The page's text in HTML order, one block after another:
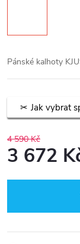
Pánské kalhoty
Jak vybrat
4 590 Kč
3 672